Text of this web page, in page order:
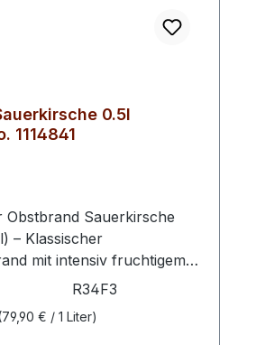
0.5l
1114841
Obstbrand Sauerkirsche
– Klassischer
mit intensiv fruchtigem
klare Spirituose vereint
ausgewählter
der handwerklichen
R34F3
€ / 1 Liter)